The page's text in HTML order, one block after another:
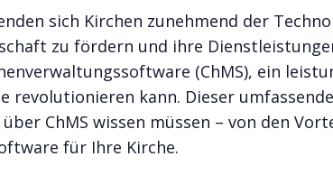
sich Kirchen zunehmend der
zu fördern und ihre
(ChMS), ein
revolutionieren kann. Dieser
über ChMS wissen müssen – von den
für Ihre Kirche.